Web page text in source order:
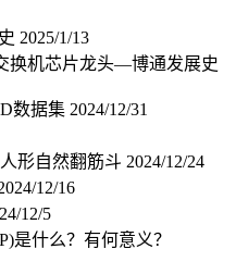
2025/1/13
换机芯片龙头—博通发展史
数据集 2024/12/31
形自然翻筋斗 2024/12/24
12/16
12/5
是什么？有何意义？